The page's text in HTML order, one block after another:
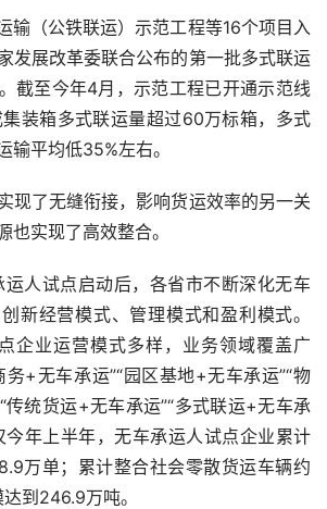
输（公铁联运）示范工程等16个项目入
发展改革委联合公布的第一批多式联运
截至今年4月，示范工程已开通示范线
装箱多式联运量超过60万标箱，多式
输平均低35%左右。
现了无缝衔接，影响货运效率的另一关
实现了高效整合。
运人试点启动后，各省市不断深化无车
新经营模式、管理模式和盈利模式。
企业运营模式多样，业务领域覆盖广
务+无车承运”“园区基地+无车承运”“物
传统货运+无车承运”“多式联运+无车承
今年上半年，无车承运人试点企业累计
万单；累计整合社会零散货运车辆约
到246.9万吨。